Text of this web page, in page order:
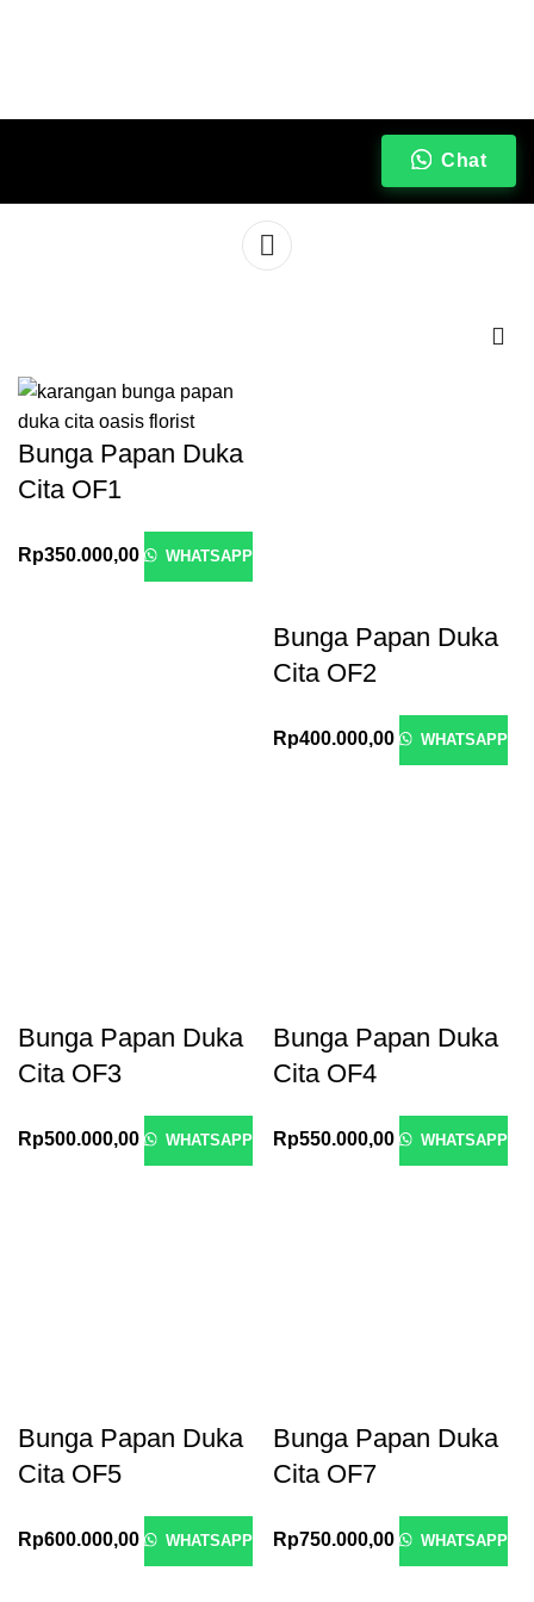
Chat
Bunga Papan Duka
Cita OF1
Rp350.000,00 WHATSAPP
Bunga Papan Duka
Cita OF2
Rp400.000,00 WHATSAPP
Bunga Papan Duka
Cita OF3
Rp500.000,00 WHATSAPP
Bunga Papan Duka
Cita OF4
Rp550.000,00 WHATSAPP
Bunga Papan Duka
Cita OF5
Rp600.000,00 WHATSAPP
Bunga Papan Duka
Cita OF7
Rp750.000,00 WHATSAPP